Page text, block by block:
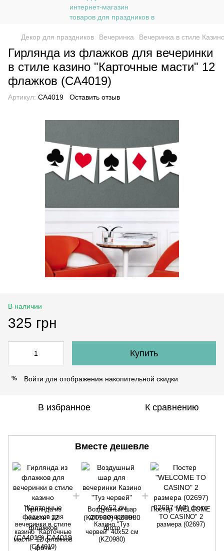
Декор для праздников Вечеринка Вечеринка в стиле
Гирлянда из флажков для вечеринки
в стиле казино "Карточные масти" 12
флажков (CA4019)
Артикул: CA4019 Оставить отзыв
В наличии
325 грн
Купить
% Войти для отображения накопительной скидки
В избранное К сравнению
Вместе дешевле
Гирлянда из
флажков для
вечеринки в стиле
казино "Карточные
масти" 12 флажков
(CA4019)
Воздушный шар
для вечеринки
Казино "Туз
червей" 40х52 см
(KZ0980)
Постер "WELCOME
TO CASINO" 2
размера (02697)